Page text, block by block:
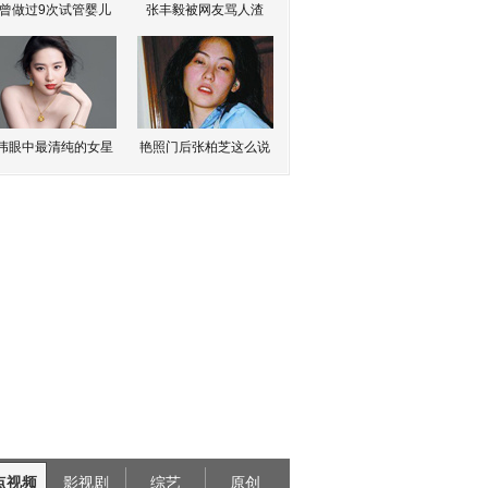
做过9次试管婴儿 张丰毅被网友骂人渣
眼中最清纯的女星 艳照门后张柏芝这么说
视频 影视剧 综艺 原创